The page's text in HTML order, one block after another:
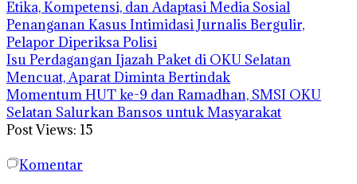
Etika, Kompetensi, dan Adaptasi Media Sosial
Penanganan Kasus Intimidasi Jurnalis Bergulir,
Pelapor Diperiksa Polisi
Isu Perdagangan Ijazah Paket di OKU Selatan
Mencuat, Aparat Diminta Bertindak
Momentum HUT ke-9 dan Ramadhan, SMSI OKU
Selatan Salurkan Bansos untuk Masyarakat
Post Views: 15
Komentar